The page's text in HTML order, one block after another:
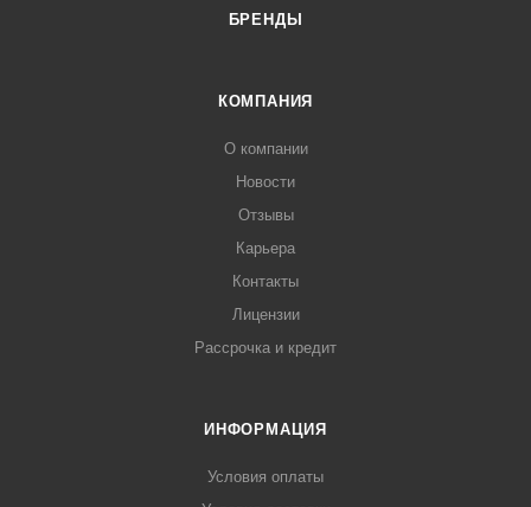
БРЕНДЫ
КОМПАНИЯ
О компании
Новости
Отзывы
Карьера
Контакты
Лицензии
Рассрочка и кредит
ИНФОРМАЦИЯ
Условия оплаты